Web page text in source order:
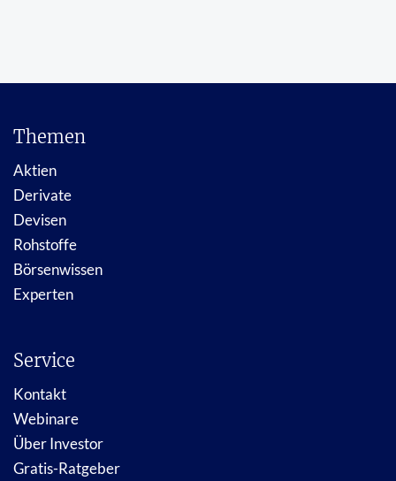
Themen
Aktien
Derivate
Devisen
Rohstoffe
Börsenwissen
Experten
Service
Kontakt
Webinare
Über Investor
Gratis-Ratgeber